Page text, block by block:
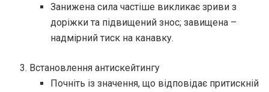
Занижена сила частіше викликає зриви з
доріжки та підвищений знос; завищена –
надмірний тиск на канавку.
Встановлення антискейтингу
Почніть із значення, що відповідає притискній